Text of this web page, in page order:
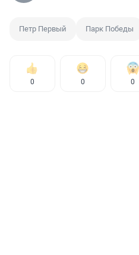
Петр Первый Парк Победы
0 0 0